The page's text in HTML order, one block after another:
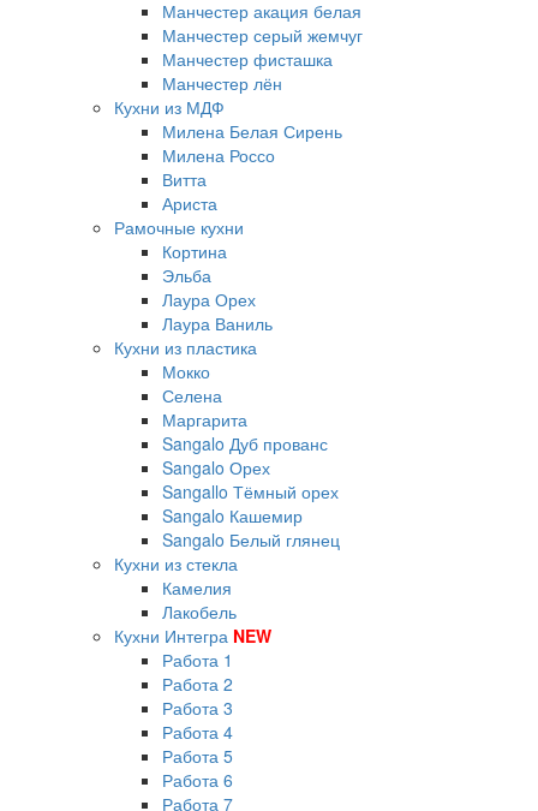
Манчестер акация белая
Манчестер серый жемчуг
Манчестер фисташка
Манчестер лён
Кухни из МДФ
Милена Белая Сирень
Милена Россо
Витта
Ариста
Рамочные кухни
Кортина
Эльба
Лаура Орех
Лаура Ваниль
Кухни из пластика
Мокко
Селена
Маргарита
Sangalo Дуб прованс
Sangalo Орех
Sangallo Тёмный орех
Sangalo Кашемир
Sangalo Белый глянец
Кухни из стекла
Камелия
Лакобель
Кухни Интегра NEW
Работа 1
Работа 2
Работа 3
Работа 4
Работа 5
Работа 6
Работа 7